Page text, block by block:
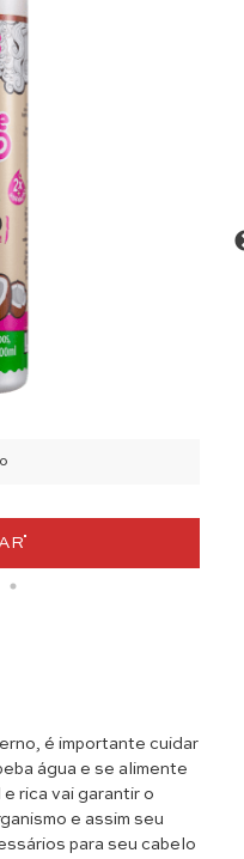
é importante cuidar
água e se alimente
rica vai garantir o
e assim seu
para seu cabelo